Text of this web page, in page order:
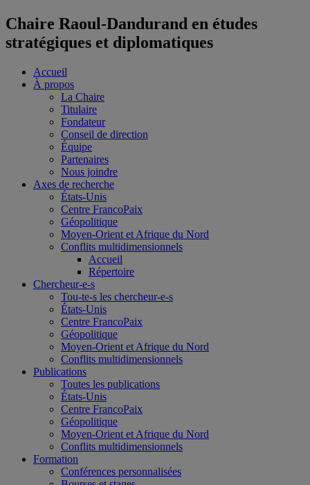
Chaire Raoul-Dandurand en études
stratégiques et diplomatiques
Accueil
À propos
La Chaire
Titulaire
Fondateur
Conseil de direction
Équipe
Partenaires
Nous joindre
Axes de recherche
États-Unis
Centre FrancoPaix
Géopolitique
Moyen-Orient et Afrique du Nord
Conflits multidimensionnels
Accueil
Répertoire
Chercheur-e-s
Tou-te-s les chercheur-e-s
États-Unis
Centre FrancoPaix
Géopolitique
Moyen-Orient et Afrique du Nord
Conflits multidimensionnels
Publications
Toutes les publications
États-Unis
Centre FrancoPaix
Géopolitique
Moyen-Orient et Afrique du Nord
Conflits multidimensionnels
Formation
Conférences personnalisées